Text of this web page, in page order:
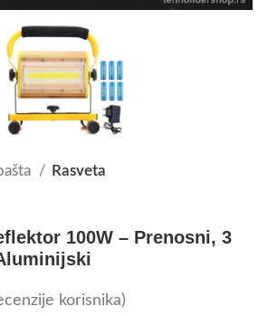
Rasveta
100W – Prenosni, 3
korisnika)